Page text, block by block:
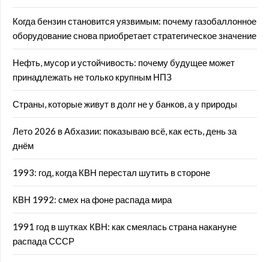
Когда бензин становится уязвимым: почему газобаллонное
оборудование снова приобретает стратегическое значение
Нефть, мусор и устойчивость: почему будущее может
принадлежать не только крупным НПЗ
Страны, которые живут в долг не у банков, а у природы
Лето 2026 в Абхазии: показываю всё, как есть, день за
днём
1993: год, когда КВН перестал шутить в стороне
КВН 1992: смех на фоне распада мира
1991 год в шутках КВН: как смеялась страна накануне
распада СССР